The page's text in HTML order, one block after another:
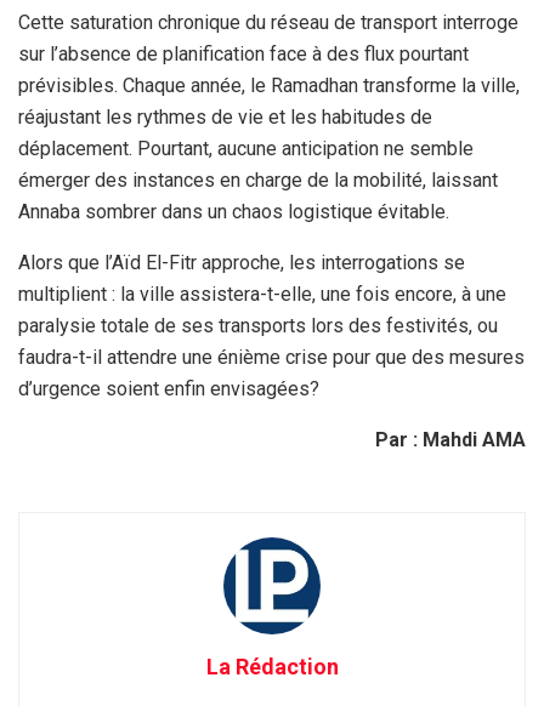
Cette saturation chronique du réseau de transport interroge
sur l’absence de planification face à des flux pourtant
prévisibles. Chaque année, le Ramadhan transforme la ville,
réajustant les rythmes de vie et les habitudes de
déplacement. Pourtant, aucune anticipation ne semble
émerger des instances en charge de la mobilité, laissant
Annaba sombrer dans un chaos logistique évitable.
Alors que l’Aïd El-Fitr approche, les interrogations se
multiplient : la ville assistera-t-elle, une fois encore, à une
paralysie totale de ses transports lors des festivités, ou
faudra-t-il attendre une énième crise pour que des mesures
d’urgence soient enfin envisagées?
Par : Mahdi AMA
La Rédaction